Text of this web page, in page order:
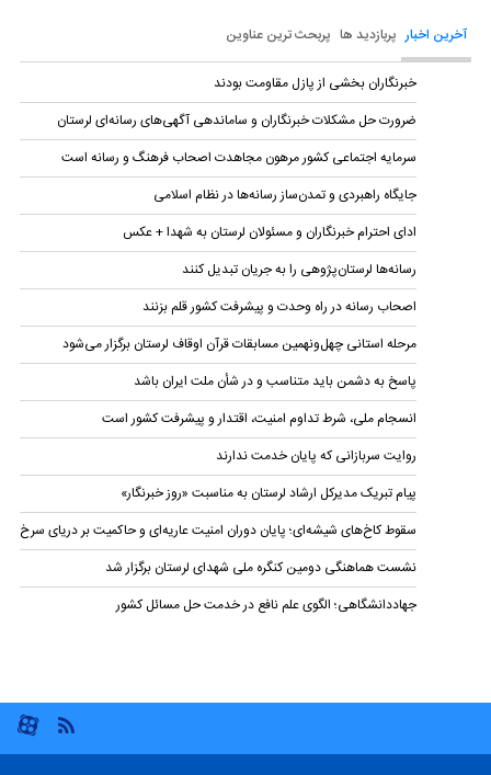
آخرین اخبار پربازدید ها پربحث ترین عناوین
خبرنگاران بخشی از پازل مقاومت بودند
ضرورت حل مشکلات خبرنگاران و ساماندهی آگهی‌های رسانه‌ای لرستان
سرمایه اجتماعی کشور مرهون مجاهدت اصحاب فرهنگ و رسانه است
جایگاه راهبردی و تمدن‌ساز رسانه‌ها در نظام اسلامی
ادای احترام خبرنگاران و مسئولان لرستان به شهدا + عکس
رسانه‌ها لرستان‌پژوهی را به جریان تبدیل کنند
اصحاب رسانه در راه وحدت و پیشرفت کشور قلم بزنند
مرحله استانی چهل‌ونهمین مسابقات قرآن اوقاف لرستان برگزار می‌شود
پاسخ به دشمن باید متناسب و در شأن ملت ایران باشد
انسجام ملی، شرط تداوم امنیت، اقتدار و پیشرفت کشور است
روایت سربازانی که پایان خدمت ندارند
پیام تبریک مدیرکل ارشاد لرستان به مناسبت «روز خبرنگار»
سقوط کاخ‌های شیشه‌ای؛ پایان دوران امنیت عاریه‌ای و حاکمیت بر دریای سرخ
نشست هماهنگی دومین کنگره ملی شهدای لرستان برگزار شد
جهاددانشگاهی؛ الگوی علم نافع در خدمت حل مسائل کشور